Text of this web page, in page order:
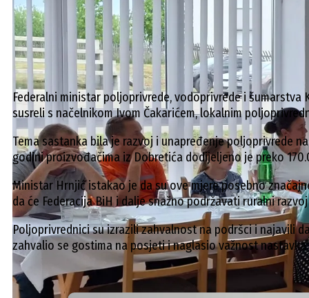
Federalni ministar poljoprivrede, vodoprivrede i
susreli s načelnikom Ivom Čakarićem, lokalnim
Tema sastanka bila je razvoj i unapređenje poljoprivrede
godini proizvođačima iz Dobretića dodijeljeno je preko
Ministar Hrnjić istakao je da su ove mjere posebno
da će Federacija BiH i dalje snažno podržavati ruralni
Poljoprivrednici su izrazili zahvalnost na podršci i najavili
zahvalio se gostima na posjeti i naglasio važnost